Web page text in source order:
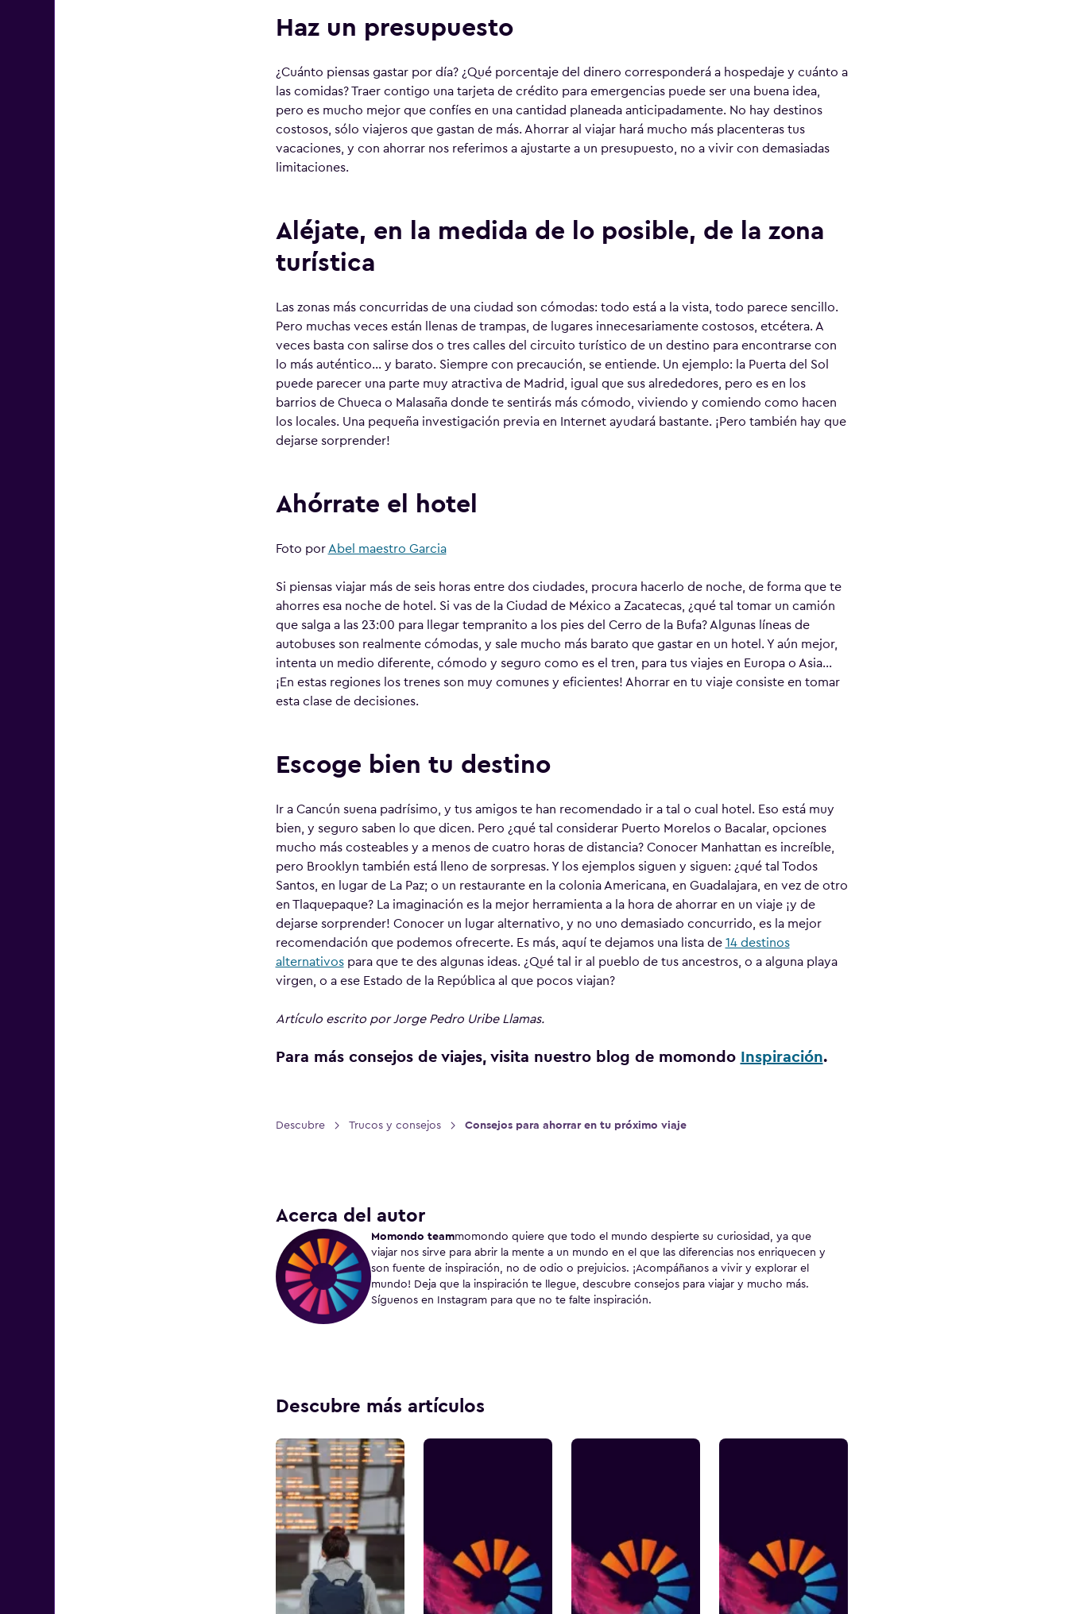
Haz un presupuesto
¿Cuánto piensas gastar por día? ¿Qué porcentaje del dinero corresponderá a hospedaje y cuánto a
las comidas? Traer contigo una tarjeta de crédito para emergencias puede ser una buena idea,
pero es mucho mejor que confíes en una cantidad planeada anticipadamente. No hay destinos
costosos, sólo viajeros que gastan de más. Ahorrar al viajar hará mucho más placenteras tus
vacaciones, y con ahorrar nos referimos a ajustarte a un presupuesto, no a vivir con demasiadas
limitaciones.
Aléjate, en la medida de lo posible, de la zona
turística
Las zonas más concurridas de una ciudad son cómodas: todo está a la vista, todo parece sencillo.
Pero muchas veces están llenas de trampas, de lugares innecesariamente costosos, etcétera. A
veces basta con salirse dos o tres calles del circuito turístico de un destino para encontrarse con
lo más auténtico… y barato. Siempre con precaución, se entiende. Un ejemplo: la Puerta del Sol
puede parecer una parte muy atractiva de Madrid, igual que sus alrededores, pero es en los
barrios de Chueca o Malasaña donde te sentirás más cómodo, viviendo y comiendo como hacen
los locales. Una pequeña investigación previa en Internet ayudará bastante. ¡Pero también hay que
dejarse sorprender!
Ahórrate el hotel
Foto por Abel maestro Garcia
Si piensas viajar más de seis horas entre dos ciudades, procura hacerlo de noche, de forma que te
ahorres esa noche de hotel. Si vas de la Ciudad de México a Zacatecas, ¿qué tal tomar un camión
que salga a las 23:00 para llegar tempranito a los pies del Cerro de la Bufa? Algunas líneas de
autobuses son realmente cómodas, y sale mucho más barato que gastar en un hotel. Y aún mejor,
intenta un medio diferente, cómodo y seguro como es el tren, para tus viajes en Europa o Asia…
¡En estas regiones los trenes son muy comunes y eficientes! Ahorrar en tu viaje consiste en tomar
esta clase de decisiones.
Escoge bien tu destino
Ir a Cancún suena padrísimo, y tus amigos te han recomendado ir a tal o cual hotel. Eso está muy
bien, y seguro saben lo que dicen. Pero ¿qué tal considerar Puerto Morelos o Bacalar, opciones
mucho más costeables y a menos de cuatro horas de distancia? Conocer Manhattan es increíble,
pero Brooklyn también está lleno de sorpresas. Y los ejemplos siguen y siguen: ¿qué tal Todos
Santos, en lugar de La Paz; o un restaurante en la colonia Americana, en Guadalajara, en vez de otro
en Tlaquepaque? La imaginación es la mejor herramienta a la hora de ahorrar en un viaje ¡y de
dejarse sorprender! Conocer un lugar alternativo, y no uno demasiado concurrido, es la mejor
recomendación que podemos ofrecerte. Es más, aquí te dejamos una lista de 14 destinos
alternativospara que te des algunas ideas. ¿Qué tal ir al pueblo de tus ancestros, o a alguna playa
virgen, o a ese Estado de la República al que pocos viajan?
Artículo escrito por Jorge Pedro Uribe Llamas.
Para más consejos de viajes, visita nuestro blog de momondo Inspiración.
Descubre > Trucos y consejos > Consejos para ahorrar en tu próximo viaje
Acerca del autor
Momondo teammomondo quiere que todo el mundo despierte su curiosidad, ya que
viajar nos sirve para abrir la mente a un mundo en el que las diferencias nos enriquecen y
son fuente de inspiración, no de odio o prejuicios. ¡Acompáñanos a vivir y explorar el
mundo! Deja que la inspiración te llegue, descubre consejos para viajar y mucho más.
Síguenos en Instagram para que no te falte inspiración.
Descubre más artículos